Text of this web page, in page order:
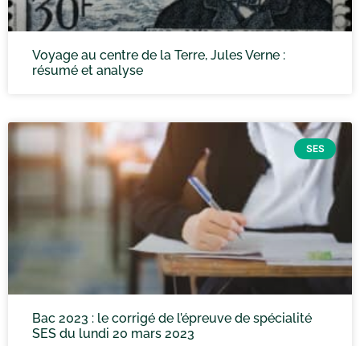
Voyage au centre de la Terre, Jules Verne :
résumé et analyse
SES
Bac 2023 : le corrigé de l’épreuve de spécialité
SES du lundi 20 mars 2023